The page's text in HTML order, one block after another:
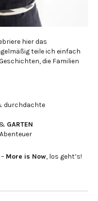
hier das
teile ich einfach
die Familien
durchdachte
GARTEN
– More is Now, los geht’s!